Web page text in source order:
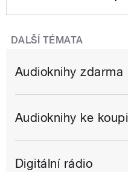
DALŠÍ TÉMATA
Audioknihy zdarma
Audioknihy ke koupi
Digitální rádio